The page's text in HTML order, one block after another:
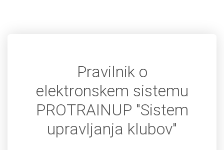
Pravilnik o
elektronskem sistemu
PROTRAINUP "Sistem
upravljanja klubov"